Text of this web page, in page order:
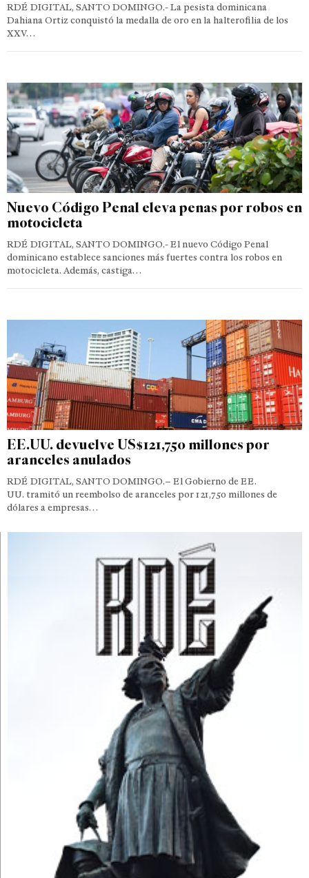
RDÉ DIGITAL, SANTO DOMINGO.- La pesista dominicana
Dahiana Ortiz conquistó la medalla de oro en la halterofilia de los
XXV…
Nuevo Código Penal eleva penas por robos en
motocicleta
RDÉ DIGITAL, SANTO DOMINGO.- El nuevo Código Penal
dominicano establece sanciones más fuertes contra los robos en
motocicleta. Además, castiga…
EE.UU. devuelve US$121,750 millones por
aranceles anulados
RDÉ DIGITAL, SANTO DOMINGO.– El Gobierno de EE.
UU. tramitó un reembolso de aranceles por 121,750 millones de
dólares a empresas…